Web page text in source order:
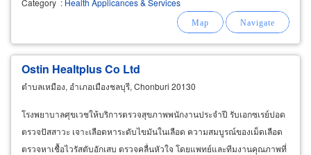
Ostin Healtplus Co Ltd
ตำบลเหมือง, อำเภอเมืองชลบุรี, Chonburi 20130
โรงพยาบาลศุขเวชให้บริการตรวจสุขภาพพนักงานประจำปี รับเอกซเรย์ปอด
ตรวจปัสสาวะ เจาะเลือดหาระดับไขมันในเลือด ความสมบูรณ์ของเม็ดเลือด
ตรวจหาเชื้อไวรัสตับอักเสบ ตรวจคลื่นหัวใจ โดยแพทย์และทีมงานคุณภาพที่